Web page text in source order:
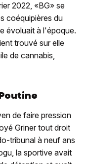
2022, «BG» se
coéquipières du
évoluait à l'époque.
trouvé sur elle
de cannabis,
de faire pression
Griner tout droit
tribunal à neuf ans
la sportive avait